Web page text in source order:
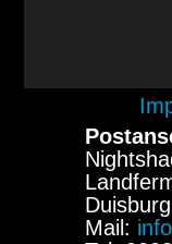
Mail: